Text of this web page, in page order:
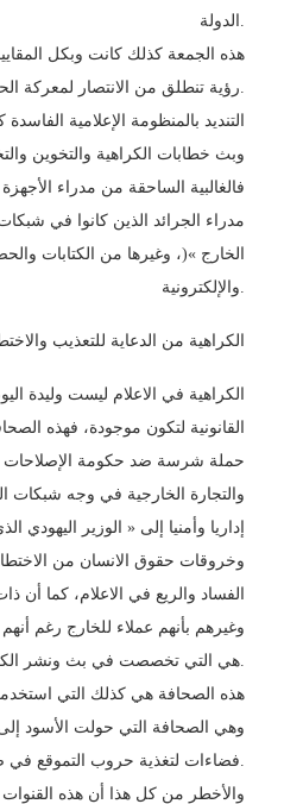
الدولة.
هذه الجمعة كذلك كانت وبكل
رؤية تنطلق من الانتصار لمعركة الحرية لتغيير المنظومة وبناء الدولة.
التنديد بالمنظومة الإعلامية
وبث خطابات الكراهية والتخوين
فالغالبية الساحقة من مدراء
مدراء الجرائد الذين كانوا في
الخارج »(، وغيرها من الكتابات
والإلكترونية.
الكراهية من الدعاية للتعذيب
الكراهية في الاعلام ليست وليدة
القانونية لتكون موجودة، فهذه
حملة شرسة ضد حكومة الإصلاحات
والتجارة الخارجية في وجه شبكات
إداريا وأمنيا إلى « الوزير
وخروقات حقوق الانسان من
الفساد والريع في الاعلام، كما
وغيرهم بأنهم عملاء للخارج رغم
هي التي تخصصت في بث ونشر الكراهية ضد كل من لا يصفق للقتل والاستئصال وللفساد والاستبداد.
هذه الصحافة هي كذلك التي
وهي الصحافة التي حولت الأسود
فضاءات لتغذية حروب التموقع في صراع العصب التي تضمن لهم ريع الاشهار والفساد والاستفادة من كل المزايا التي لا يسمح بها القانون.
والأخطر من كل هذا أن هذه القنوات